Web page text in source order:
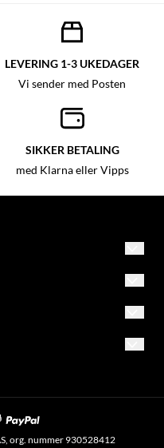
LEVERING 1-3 UKEDAGER
Vi sender med Posten
SIKKER BETALING
med Klarna eller Vipps
org. nummer 930528412